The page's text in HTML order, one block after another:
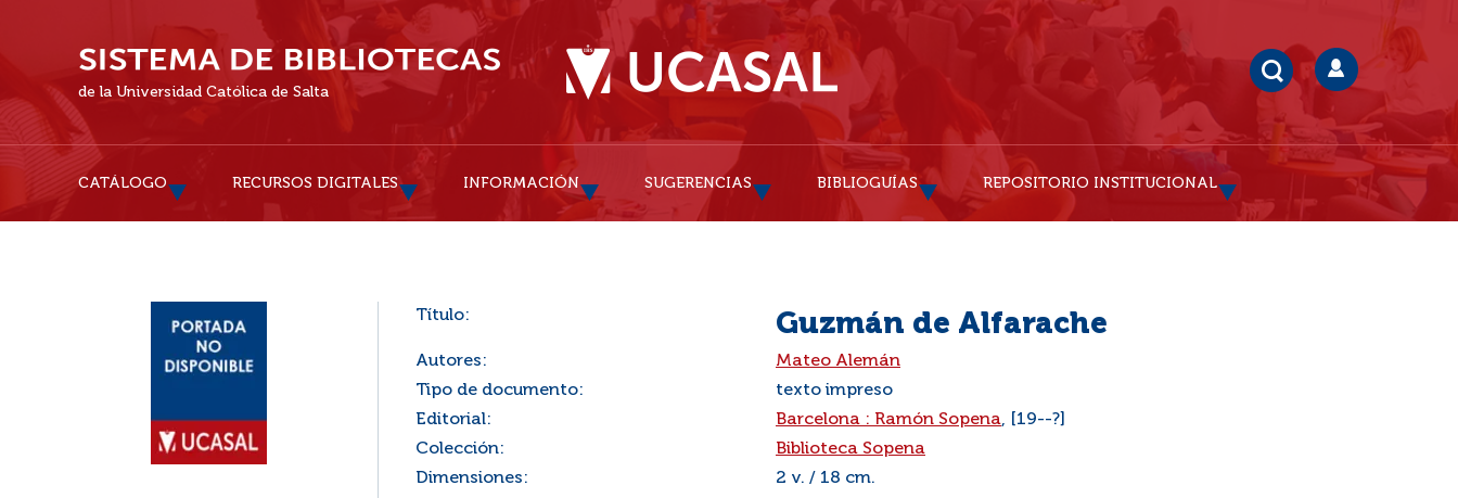
de la Universidad Católica de Salta
CATÁLOGO RECURSOS DIGITALES INFORMACIÓN SUGERENCIAS BIBLIOGUÍAS REPOSITORIO INSTITUCIONAL
Título: Guzmán de Alfarache
Autores:
Mateo Alemán
Tipo de documento:
texto impreso
Editorial:
Barcelona : Ramón Sopena, [19--?]
Colección:
Biblioteca Sopena
Dimensiones:
2 v. / 18 cm.